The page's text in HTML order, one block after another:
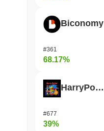
Biconomy
#361
68.17%
HarryPotterObamaSonic10Inu (ETH)
#677
39%